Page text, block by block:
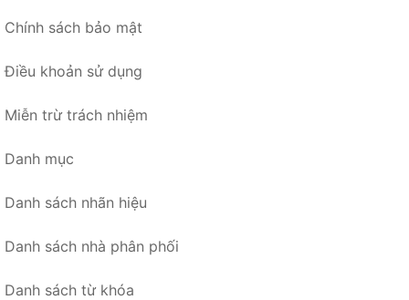
Chính sách bảo mật
Điều khoản sử dụng
Miễn trừ trách nhiệm
Danh mục
Danh sách nhãn hiệu
Danh sách nhà phân phối
Danh sách từ khóa